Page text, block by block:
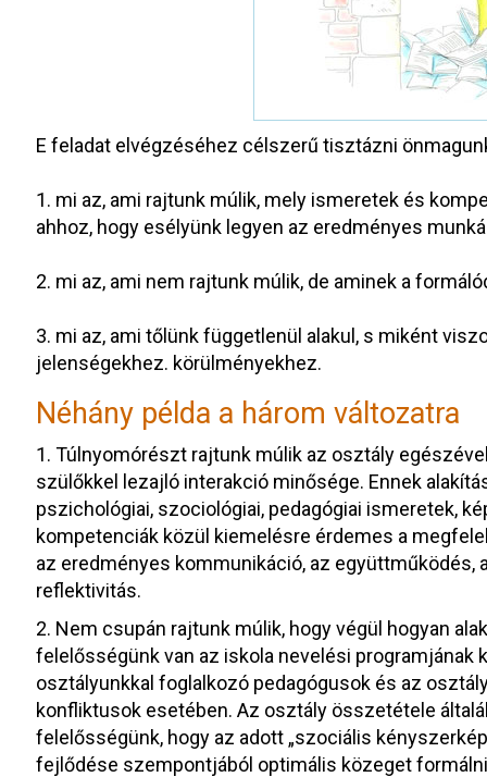
E feladat elvégzéséhez célszerű tisztázni
1. mi az, ami rajtunk múlik, mely ismeretek és
ahhoz, hogy esélyünk legyen az eredményes
2. mi az, ami nem rajtunk múlik, de aminek a
3. mi az, ami tőlünk függetlenül alakul, s miként
jelenségekhez. körülményekhez.
Néhány példa a három változatra
1. Túlnyomórészt rajtunk múlik az osztály
szülőkkel lezajló interakció minősége. Ennek
pszichológiai, szociológiai, pedagógiai ismeretek,
kompetenciák közül kiemelésre érdemes a
az eredményes kommunikáció, az együttműködés,
reflektivitás.
2. Nem csupán rajtunk múlik, hogy végül hogyan
felelősségünk van az iskola nevelési programjának
osztályunkkal foglalkozó pedagógusok és az
konfliktusok esetében. Az osztály összetétele
felelősségünk, hogy az adott „szociális
fejlődése szempontjából optimális közeget